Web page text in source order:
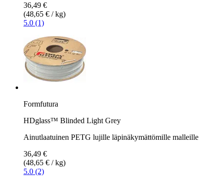
36,49 €
(48,65 € / kg)
5.0 (1)
Formfutura
HDglass™ Blinded Light Grey
Ainutlaatuinen PETG lujille läpinäkymättömille malleille
36,49 €
(48,65 € / kg)
5.0 (2)